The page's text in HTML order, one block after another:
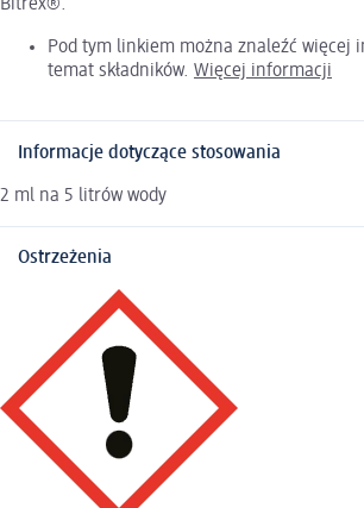
Bitrex®.
Pod tym linkiem można znaleźć więcej
temat składników. Więcej informacji
Informacje dotyczące stosowania
2 ml na 5 litrów wody
Ostrzeżenia